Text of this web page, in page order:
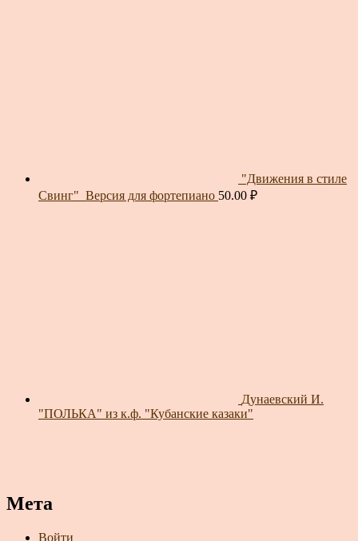
"Движения в стиле
Свинг"_Версия для фортепиано 50.00 ₽
Дунаевский И.
"ПОЛЬКА" из к.ф. "Кубанские казаки"
Мета
Войти